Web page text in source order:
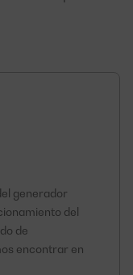
generador
del
de
encontrar en